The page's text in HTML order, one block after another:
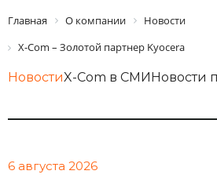
Главная О компании
Новости
X-Com – Золотой партнер Kyocera
НовостиX-Com в СМИНовости
6 августа 2026